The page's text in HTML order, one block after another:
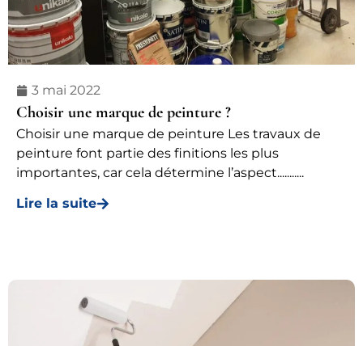
3 mai 2022
Choisir une marque de peinture ?
Choisir une marque de peinture Les travaux de
peinture font partie des finitions les plus
importantes, car cela détermine l’aspect...........
Lire la suite